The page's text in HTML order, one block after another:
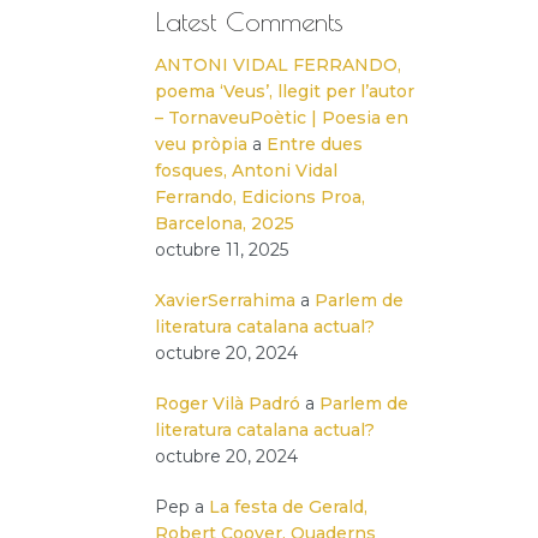
Latest Comments
ANTONI VIDAL FERRANDO,
poema ‘Veus’, llegit per l’autor
– TornaveuPoètic | Poesia en
veu pròpia a Entre dues
fosques, Antoni Vidal
Ferrando, Edicions Proa,
Barcelona, 2025
octubre 11, 2025
XavierSerrahima a Parlem de
literatura catalana actual?
octubre 20, 2024
Roger Vilà Padró a Parlem de
literatura catalana actual?
octubre 20, 2024
Pep a La festa de Gerald,
Robert Coover, Quaderns